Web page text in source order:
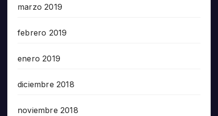
marzo 2019
febrero 2019
enero 2019
diciembre 2018
noviembre 2018